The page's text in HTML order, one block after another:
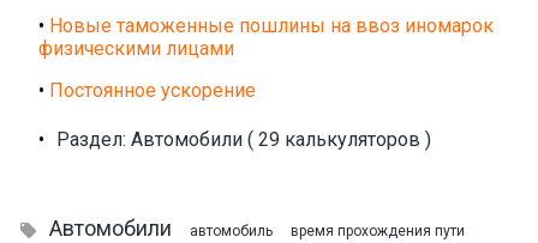
• Новые таможенные пошлины на ввоз иномарок
физическими лицами
• Постоянное ускорение
• Раздел: Автомобили ( 29 калькуляторов )
 Автомобили автомобиль время прохождения пути